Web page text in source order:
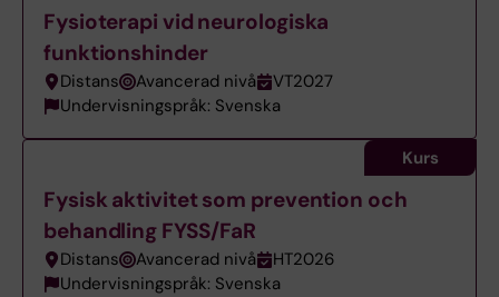
Fysioterapi vid neurologiska
funktionshinder
Distans Avancerad nivå
VT2027
Undervisningspråk: Svenska
Fysisk aktivitet som prevention och
behandling FYSS/FaR
Distans Avancerad nivå
HT2026
Undervisningspråk: Svenska
Kurs